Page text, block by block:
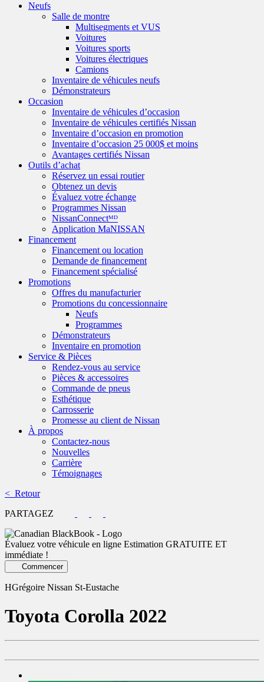
Neufs
Salle de montre
Multisegments et VUS
Voitures
Voitures sports
Voitures électriques
Camions
Inventaire de véhicules neufs
Démonstrateurs
Occasion
Inventaire de véhicules d’occasion
Inventaire de véhicules certifiés Nissan
Inventaire d’occasion en promotion
Inventaire d’occasion 25 000$ et moins
Avantages certifiés Nissan
Outils d’achat
Réservez un essai routier
Obtenez un devis
Évaluez votre échange
Programmes Nissan
NissanConnectᴹᴰ
Application MaNISSAN
Financement
Financement ou location
Demande de financement
Financement spécialisé
Promotions
Offres du manufacturier
Promotions du concessionnaire
Neufs
Programmes
Démonstrateurs
Inventaire en promotion
Service & Pièces
Rendez-vous au service
Pièces & accessoires
Commande de pneus
Esthétique
Carrosserie
Promesse au client de Nissan
À propos
Contactez-nous
Nouvelles
Carrière
Témoignages
< Retour
PARTAGEZ
Évaluez votre véhicule en ligne Estimation GRATUITE ET
immédiate !
Commencer
HGrégoire Nissan St-Eustache
Toyota Corolla 2022